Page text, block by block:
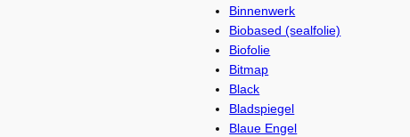
Binnenwerk
Biobased (sealfolie)
Biofolie
Bitmap
Black
Bladspiegel
Blaue Engel